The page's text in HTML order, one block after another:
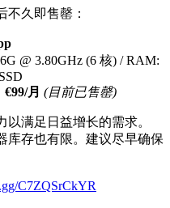
不久即售罄：
@ 3.80GHz (6 核) / RAM:
€99/月 (目前已售罄)
满足日益增长的需求。
库存也有限。建议尽早确保
C7ZQSrCkYR